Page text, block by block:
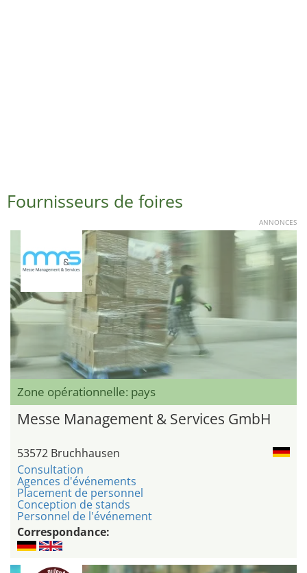
Fournisseurs de foires
ANNONCES
Zone opérationnelle: pays
Messe Management & Services GmbH
53572 Bruchhausen
Consultation
Agences d'événements
Placement de personnel
Conception de stands
Personnel de l'événement
Correspondance: